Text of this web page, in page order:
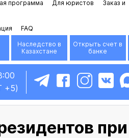
программа Для юристов Заказ и
FAQ
Наследство в
Казахстане
Открыть счет в
банке
+5)